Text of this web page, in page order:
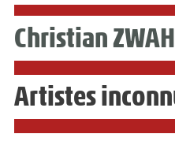
Christian
Artistes